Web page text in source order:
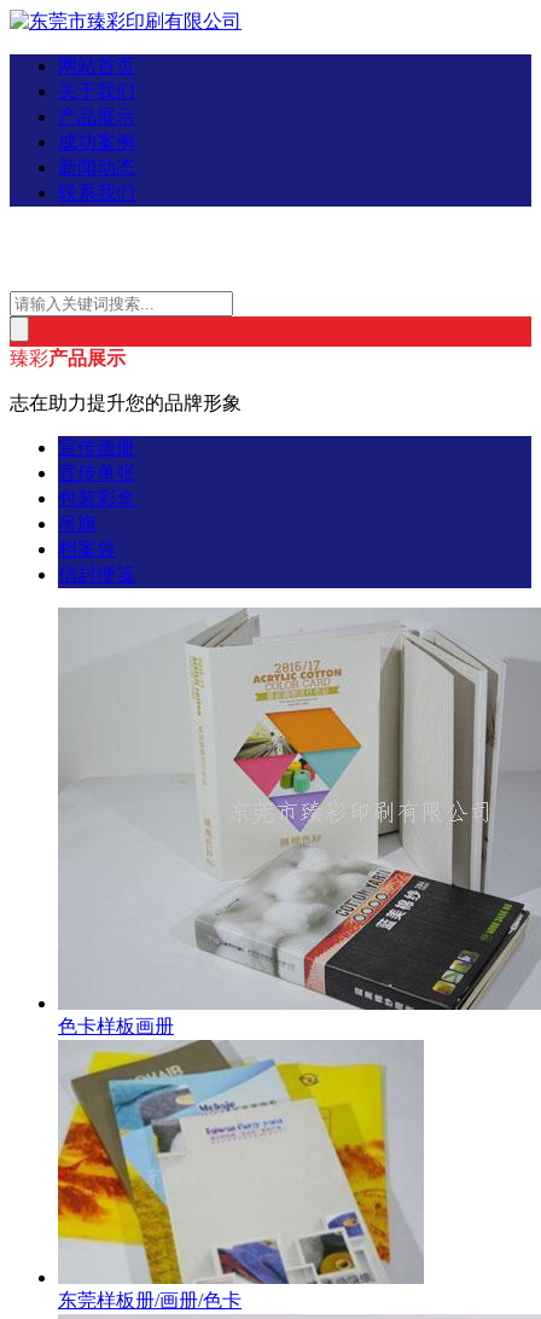
网站首页
关于我们
产品展示
成功案例
新闻动态
联系我们
臻彩产品展示
志在助力提升您的品牌形象
宣传画册
宣传单张
包装彩盒
吊旗
档案袋
信封便笺
色卡样板画册
东莞样板册/画册/色卡